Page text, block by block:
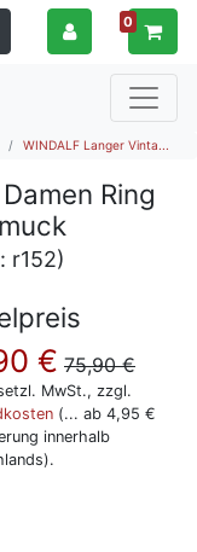
0
WINDALF Langer Vinta...
Ring
r152)
€ 75,90€
MwSt., zzgl.
(... ab 4,95 €
innerhalb